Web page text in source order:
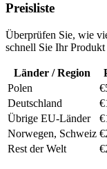
Preisliste
Überprüfen Sie, wie
schnell Sie Ihr Produkt
Länder / Region
Polen
Deutschland
Übrige EU-Länder
Norwegen, Schweiz
Rest der Welt